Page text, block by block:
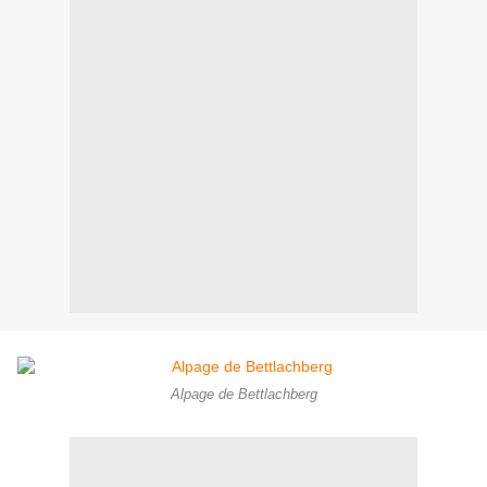
Alpage de Bettlachberg